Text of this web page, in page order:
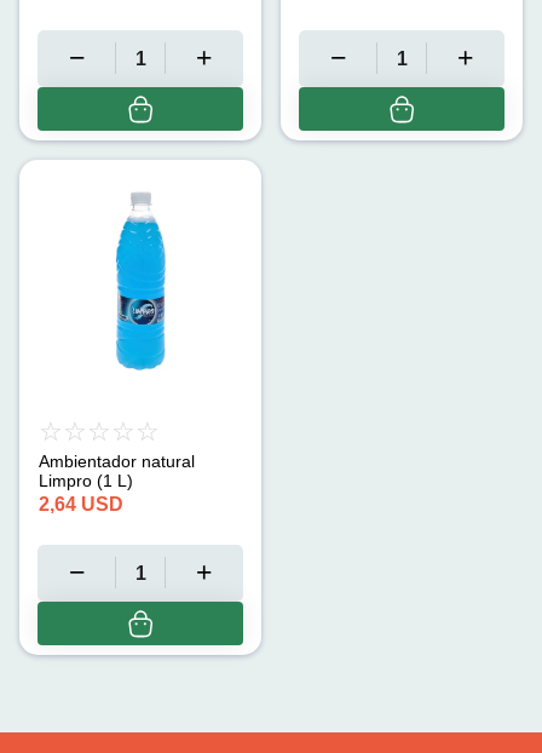
Ambientador natural
Limpro (1 L)
2,64 USD